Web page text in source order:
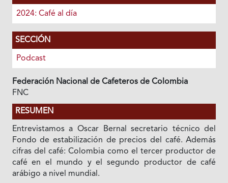
2024: Café al día
SECCIÓN
Podcast
Federación Nacional de Cafeteros de Colombia
FNC
RESUMEN
Entrevistamos a Oscar Bernal secretario técnico del
Fondo de estabilización de precios del café. Además
cifras del café: Colombia como el tercer productor de
café en el mundo y el segundo productor de café
arábigo a nivel mundial.